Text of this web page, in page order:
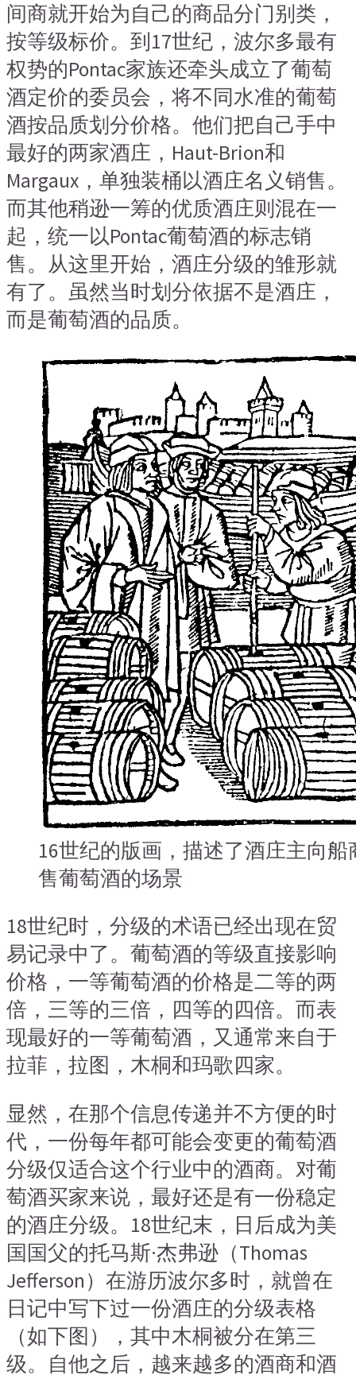
间商就开始为自己的商品分门别类，
按等级标价。到17世纪，波尔多最有
权势的Pontac家族还牵头成立了葡萄
酒定价的委员会，将不同水准的葡萄
酒按品质划分价格。他们把自己手中
最好的两家酒庄，Haut-Brion和
Margaux，单独装桶以酒庄名义销售。
而其他稍逊一筹的优质酒庄则混在一
起，统一以Pontac葡萄酒的标志销
售。从这里开始，酒庄分级的雏形就
有了。虽然当时划分依据不是酒庄，
而是葡萄酒的品质。
16世纪的版画，描述了酒庄主向船
售葡萄酒的场景
18世纪时，分级的术语已经出现在贸
易记录中了。葡萄酒的等级直接影响
价格，一等葡萄酒的价格是二等的两
倍，三等的三倍，四等的四倍。而表
现最好的一等葡萄酒，又通常来自于
拉菲，拉图，木桐和玛歌四家。
显然，在那个信息传递并不方便的时
代，一份每年都可能会变更的葡萄酒
分级仅适合这个行业中的酒商。对葡
萄酒买家来说，最好还是有一份稳定
的酒庄分级。18世纪末，日后成为美
国国父的托马斯·杰弗逊（Thomas
Jefferson）在游历波尔多时，就曾在
日记中写下过一份酒庄的分级表格
（如下图），其中木桐被分在第三
级。自他之后，越来越多的酒商和酒